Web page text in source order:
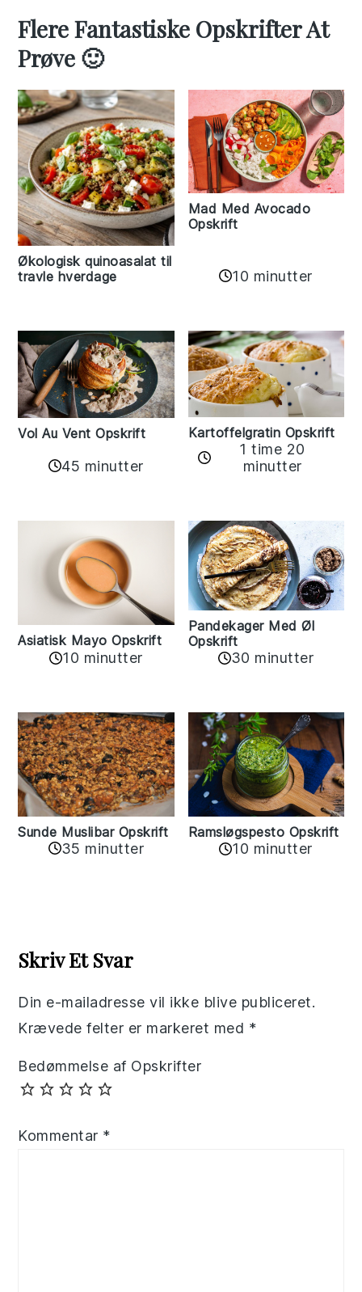
Flere Fantastiske Opskrifter At
Prøve 🙂
Økologisk quinoasalat til
travle hverdage
Mad Med Avocado
Opskrift
10 minutter
Vol Au Vent Opskrift
45 minutter
Kartoffelgratin Opskrift
1 time 20
minutter
Asiatisk Mayo Opskrift
10 minutter
Pandekager Med Øl
Opskrift
30 minutter
Sunde Muslibar Opskrift
35 minutter
Ramsløgspesto Opskrift
10 minutter
Interactions
Skriv Et Svar
Din e-mailadresse vil ikke blive publiceret.
Krævede felter er markeret med *
Bedømmelse af Opskrifter
Kommentar *